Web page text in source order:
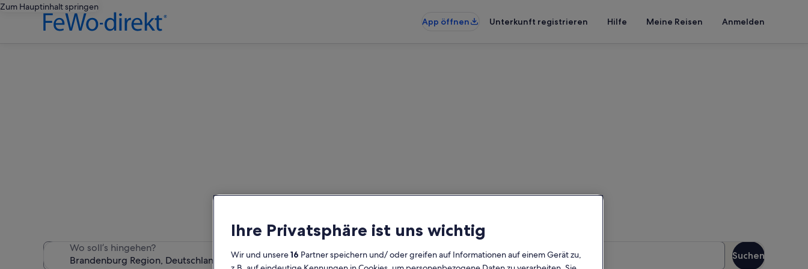
Zum Hauptinhalt springen
App öffnen
Unterkunft registrieren Hilfe Meine Reisen Anmelden
Wir haben 94 Hausboote gefunden – gib deinen Reisezeitraum ein, um die Verfügbarkeit zu
Wo soll’s hingehen?
2 Gäste
Suchen
Ihre Privatsphäre ist uns wichtig
Wir und unsere16 Partner speichern und/ oder greifen auf Informationen auf einem Gerät zu,